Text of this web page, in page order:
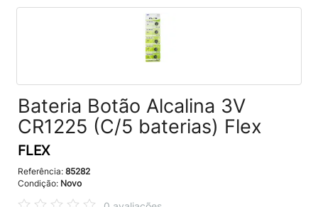
Bateria Botão Alcalina 3V
CR1225 (C/5 baterias) Flex
FLEX
Referência: 85282
Condição: Novo